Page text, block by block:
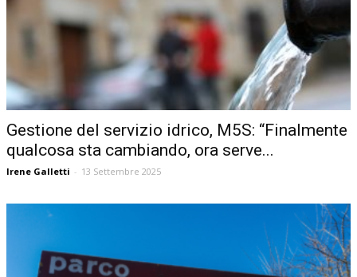
Gestione del servizio idrico, M5S: “Finalmente
qualcosa sta cambiando, ora serve...
Irene Galletti - 13 Settembre 2025